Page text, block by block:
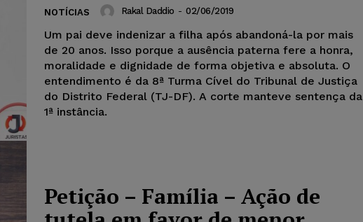
NOTÍCIAS Rakal Daddio - 02/06/2019
Um pai deve indenizar a filha após abandoná-la por mais
de 20 anos. Isso porque a ausência paterna fere a honra,
moralidade e dignidade de forma objetiva e absoluta. O
entendimento é da 8ª Turma Cível do Tribunal de Justiça
do Distrito Federal (TJ-DF). A corte manteve sentença da
1ª instância.
Petição – Família – Ação de